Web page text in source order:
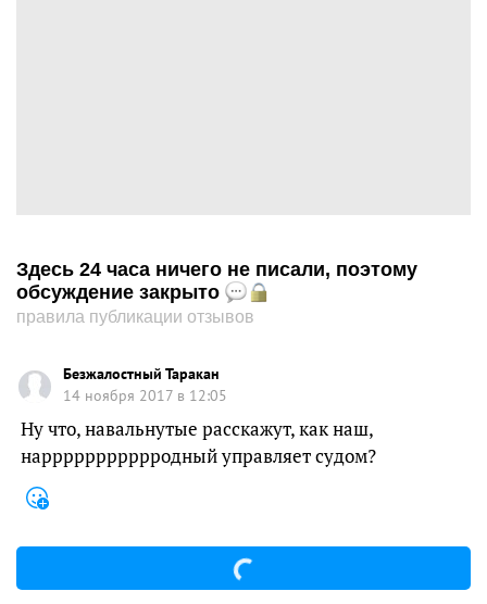
Здесь 24 часа ничего не писали, поэтому
обсуждение закрыто
правила публикации отзывов
Безжалостный Таракан
14 ноября 2017 в 12:05
Ну что, навальнутые расскажут, как наш,
наррррррррррродный управляет судом?